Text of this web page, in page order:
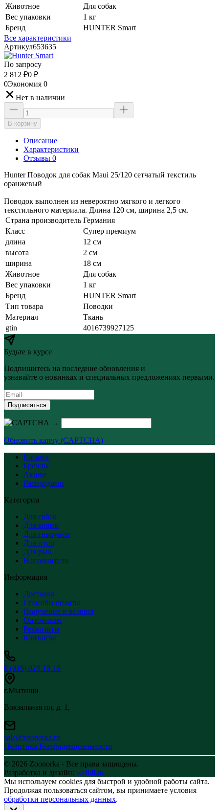
Животное
Для собак
Вес упаковки
1 кг
Бренд
HUNTER Smart
Все характеристики
Артикул653635
По запросу
2 812 ₽0 ₽
0Экономия 0
Нет в наличии
В корзину
Описание
Характеристики
Отзывы 0
Hunter Поводок для собак Maui 25/120 сетчатый текстиль
оранжевый
Поводок выполнен из невероятно мягкого и легкого
текстильного материала. Длина 120 см, ширина 2,5 см.
Страна производитель Германия
Класс
Супер премиум
длина
12 см
высота
2 см
ширина
18 см
Животное
Для собак
Вес упаковки
1 кг
Бренд
HUNTER Smart
Тип товара
Поводки
Материал
Ткань
gtin
4016739927125
Будьте в курсе
Подпишитесь на последние обновления и
узнавайте о новинках и специальных предложениях первыми.
Подписаться
→
Обновить капчу (CAPTCHA)
Каталог
Бренды
Акции
Распродажи
Категории
Для собак
Для кошек
Для грызунов
Для птиц
Для рыб
Наполнители
Информация
Доставка
Способы оплаты
Получение и возврат
Оптовикам
Реквизиты
Контакты
8 (916) 028-19-19
г.Мытищи
Вокзальная пл, д. 1,
sale@zoonorka.ru
Политика Конфиденциальности
© 2026 Zoonorka - Все права защищены.
Разработка и дизайн: welldi.ru
Мы используем cookies для быстрой и удобной работы сайта.
Продолжая пользоваться сайтом, вы принимаете условия
обработки персональных данных.